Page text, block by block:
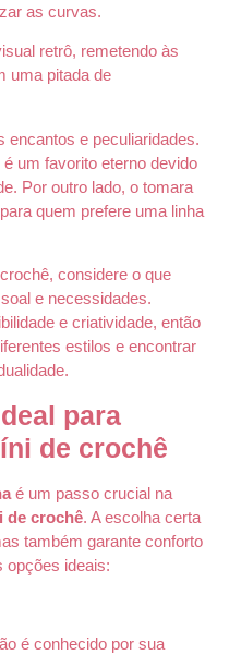
as curvas.
retrô, remetendo às
uma pitada de
e peculiaridades.
um favorito eterno devido
Por outro lado, o tomara
quem prefere uma linha
considere o que
e necessidades.
e criatividade, então
estilos e encontrar
para
de crochê
é um passo crucial na
de crochê. A escolha certa
também garante conforto
opções ideais:
é conhecido por sua